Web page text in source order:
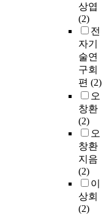
상엽
(2)
전
자기
술연
구회
편 (2)
오
창환
(2)
오
창환
지음
(2)
이
상회
(2)